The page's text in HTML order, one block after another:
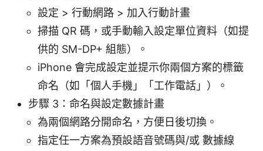
設定 > 行動網路 > 加入行動計畫
掃描 QR 碼，或手動輸入設定單位資料（如提
供的 SM-DP+ 組態）。
iPhone 會完成設定並提示你兩個方案的標籤
命名（如「個人手機」「工作電話」）。
步驟 3：命名與設定數據計畫
為兩個網路分開命名，方便日後切換。
指定任一方案為預設語音號碼與/或 數據線